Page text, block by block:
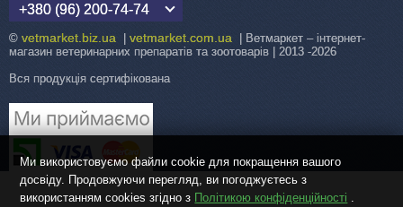
+380 (96) 200-74-74
© vetmarket.biz.ua vetmarket.com.ua | Ветмаркет – інтернет-
магазин ветеринарних препаратів та зоотоварів | 2013 -2026
Вся продукція сертифікована
Ми використовуємо файли cookie для покращення вашого
досвіду. Продовжуючи перегляд, ви погоджуєтесь з
використанням cookies згідно з Політикою конфіденційності .